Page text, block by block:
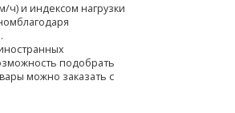
ч) и индексом нагрузки
подобрать
можно заказать с